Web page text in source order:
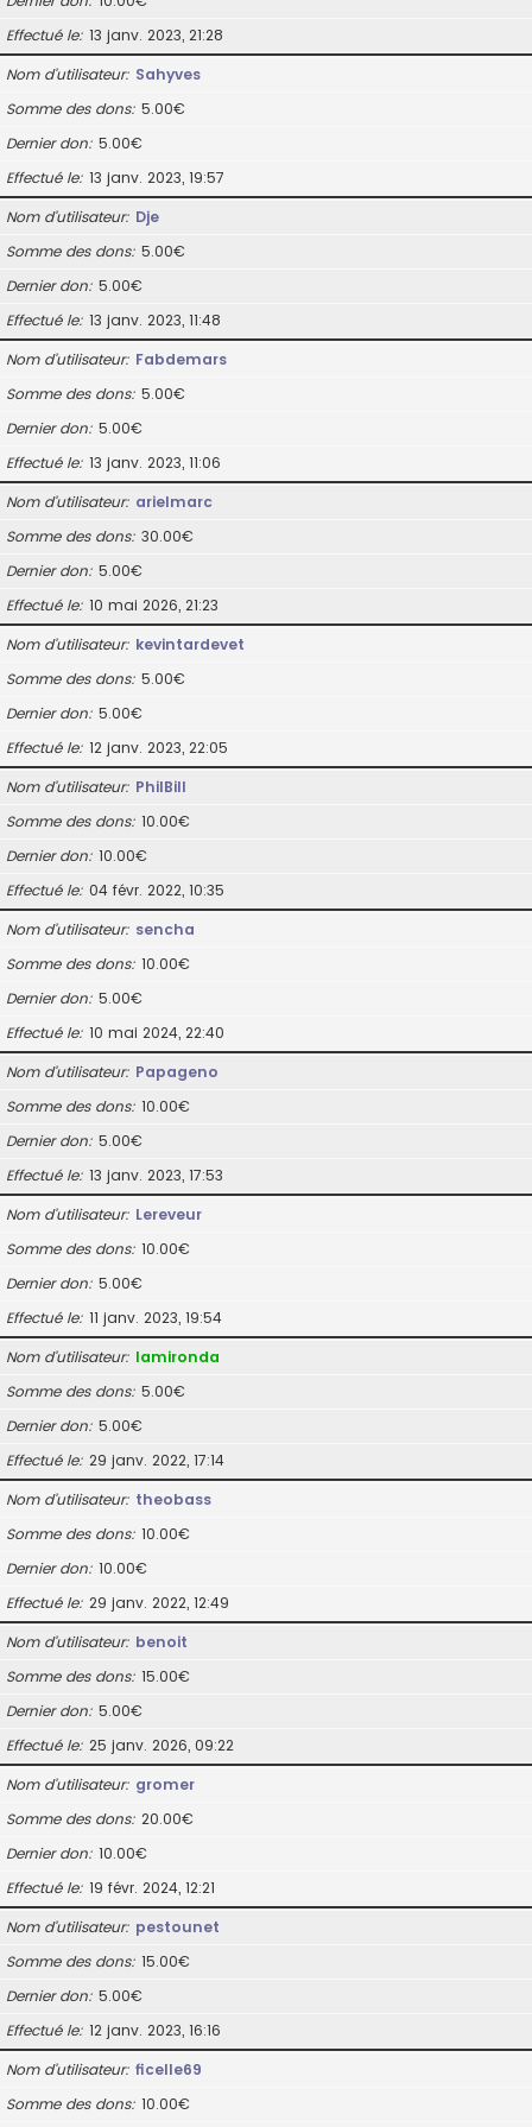
Effectué le 13 janv. 2023, 21:28
Nom d’utilisateur Sahyves
Somme des dons 5.00€
Dernier don 5.00€
Effectué le 13 janv. 2023, 19:57
Nom d’utilisateur Dje
Somme des dons 5.00€
Dernier don 5.00€
Effectué le 13 janv. 2023, 11:48
Nom d’utilisateur Fabdemars
Somme des dons 5.00€
Dernier don 5.00€
Effectué le 13 janv. 2023, 11:06
Nom d’utilisateur arielmarc
Somme des dons 30.00€
Dernier don 5.00€
Effectué le 10 mai 2026, 21:23
Nom d’utilisateur kevintardevet
Somme des dons 5.00€
Dernier don 5.00€
Effectué le 12 janv. 2023, 22:05
Nom d’utilisateur PhilBill
Somme des dons 10.00€
Dernier don 10.00€
Effectué le 04 févr. 2022, 10:35
Nom d’utilisateur sencha
Somme des dons 10.00€
Dernier don 5.00€
Effectué le 10 mai 2024, 22:40
Nom d’utilisateur Papageno
Somme des dons 10.00€
Dernier don 5.00€
Effectué le 13 janv. 2023, 17:53
Nom d’utilisateur Lereveur
Somme des dons 10.00€
Dernier don 5.00€
Effectué le 11 janv. 2023, 19:54
Nom d’utilisateur lamironda
Somme des dons 5.00€
Dernier don 5.00€
Effectué le 29 janv. 2022, 17:14
Nom d’utilisateur theobass
Somme des dons 10.00€
Dernier don 10.00€
Effectué le 29 janv. 2022, 12:49
Nom d’utilisateur benoit
Somme des dons 15.00€
Dernier don 5.00€
Effectué le 25 janv. 2026, 09:22
Nom d’utilisateur gromer
Somme des dons 20.00€
Dernier don 10.00€
Effectué le 19 févr. 2024, 12:21
Nom d’utilisateur pestounet
Somme des dons 15.00€
Dernier don 5.00€
Effectué le 12 janv. 2023, 16:16
Nom d’utilisateur ficelle69
Somme des dons 10.00€